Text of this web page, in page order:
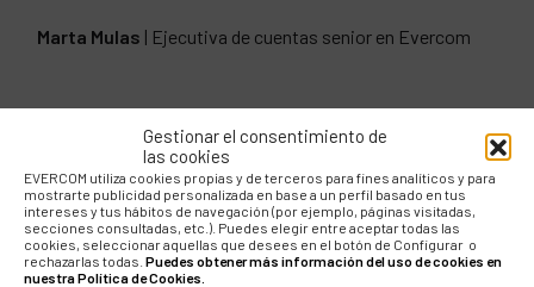
Gestionar el consentimiento de
las cookies
EVERCOM utiliza cookies propias y de terceros para fines analíticos y para
mostrarte publicidad personalizada en base a un perfil basado en tus
intereses y tus hábitos de navegación (por ejemplo, páginas visitadas,
secciones consultadas, etc.). Puedes elegir entre aceptar todas las
cookies, seleccionar aquellas que desees en el botón de Configurar o
rechazarlas todas. Puedes obtener más información del uso de cookies en
nuestra Política de Cookies.
Marta Mulas | Ejecutiva de cuentas senior en Evercom
COMPÁRTELO